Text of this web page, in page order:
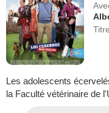
Les adolescents
la Faculté vétérinaire de